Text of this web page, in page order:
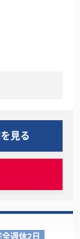
見る
全週休2日